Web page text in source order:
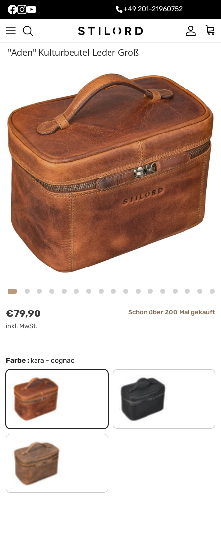
+49 201-21960752
Konto
"Aden" Kulturbeutel Leder Groß
Normaler Preis
€79,90
inkl. MwSt.
Schon über 200 Mal gekauft
Farbe : kara - cognac
kara - cognac schwarz
mittel - braun